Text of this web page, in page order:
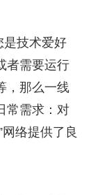
是技术爱好
者需要运行
，那么一线
常需求：对
络提供了良